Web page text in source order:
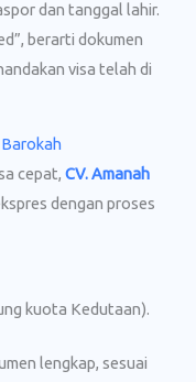
dan tanggal lahir.
berarti dokumen
visa telah di
cepat, CV. Amanah
dengan proses
kuota Kedutaan).
lengkap, sesuai